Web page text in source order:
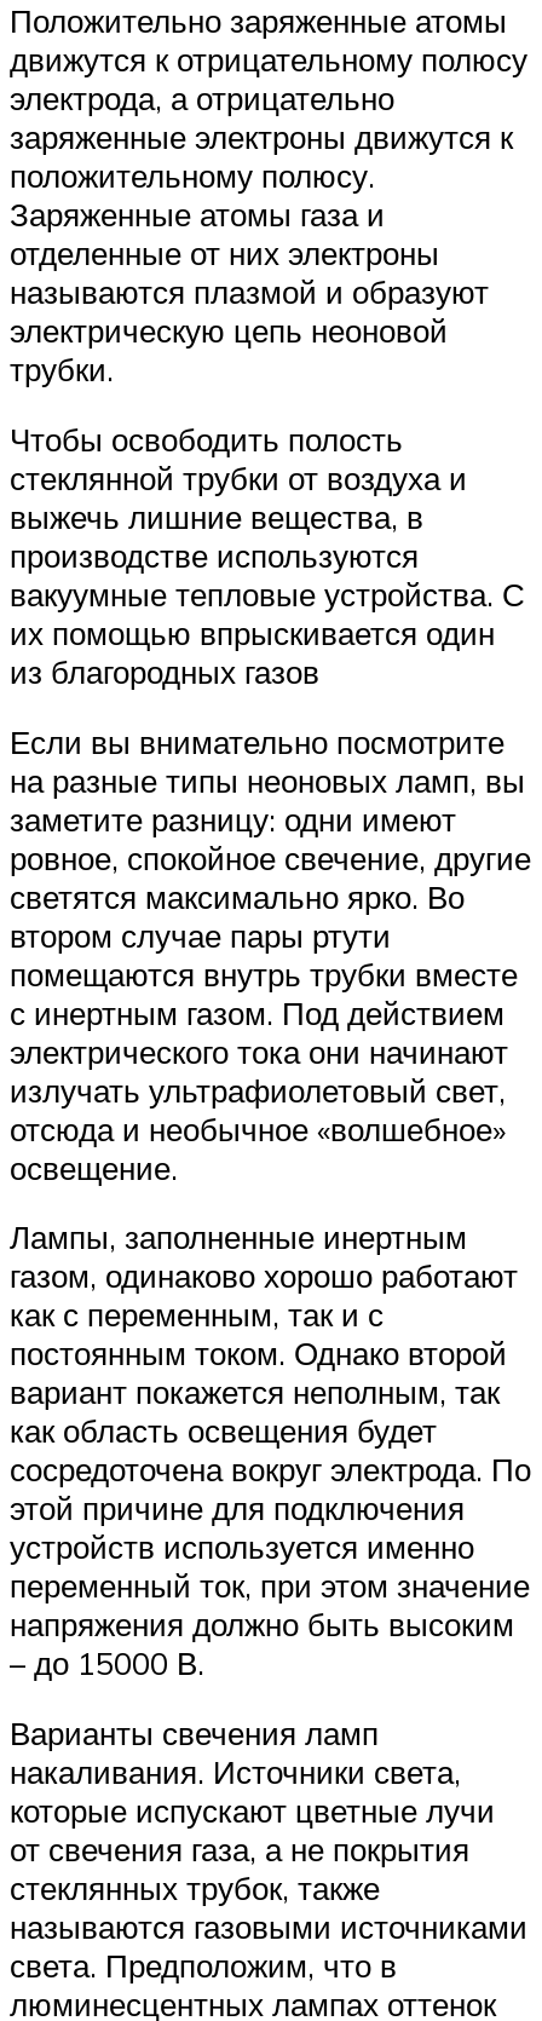
Положительно заряженные атомы
движутся к отрицательному полюсу
электрода, а отрицательно
заряженные электроны движутся к
положительному полюсу.
Заряженные атомы газа и
отделенные от них электроны
называются плазмой и образуют
электрическую цепь неоновой
трубки.
Чтобы освободить полость
стеклянной трубки от воздуха и
выжечь лишние вещества, в
производстве используются
вакуумные тепловые устройства. С
их помощью впрыскивается один
из благородных газов
Если вы внимательно посмотрите
на разные типы неоновых ламп, вы
заметите разницу: одни имеют
ровное, спокойное свечение, другие
светятся максимально ярко. Во
втором случае пары ртути
помещаются внутрь трубки вместе
с инертным газом. Под действием
электрического тока они начинают
излучать ультрафиолетовый свет,
отсюда и необычное «волшебное»
освещение.
Лампы, заполненные инертным
газом, одинаково хорошо работают
как с переменным, так и с
постоянным током. Однако второй
вариант покажется неполным, так
как область освещения будет
сосредоточена вокруг электрода. По
этой причине для подключения
устройств используется именно
переменный ток, при этом значение
напряжения должно быть высоким
– до 15000 В.
Варианты свечения ламп
накаливания. Источники света,
которые испускают цветные лучи
от свечения газа, а не покрытия
стеклянных трубок, также
называются газовыми источниками
света. Предположим, что в
люминесцентных лампах оттенок